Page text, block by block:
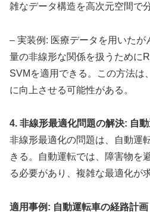
雑なデータ構造を高次元空間で
– 実装例: 医療データを用いた
量の非線形な関係を扱うために
SVMを適用できる。この方法は
に向上させる可能性がある。
4. 非線形最適化問題の解決: 自
非線形最適化の問題は、自動運
きる。自動運転では、障害物を
る必要があり、複雑な最適化が
適用事例: 自動運転車の経路計画